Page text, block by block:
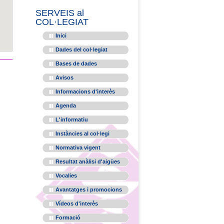
SERVEIS al
COL·LEGIAT
Inici
Dades del col·legiat
Bases de dades
Avisos
Informacions d'interès
Agenda
L'informatiu
Instàncies al col·legi
Normativa vigent
Resultat anàlisi d'aigües
Vocalies
Avantatges i promocions
Vídeos d'interès
Formació